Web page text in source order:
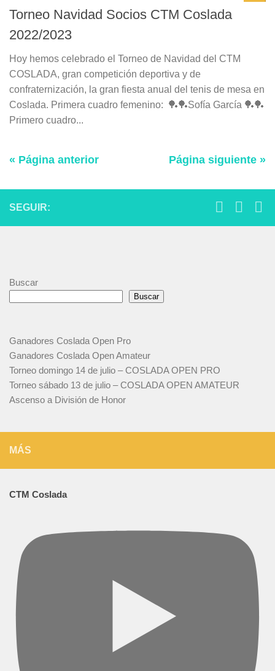
Torneo Navidad Socios CTM Coslada
2022/2023
Hoy hemos celebrado el Torneo de Navidad del CTM
COSLADA, gran competición deportiva y de
confraternización, la gran fiesta anual del tenis de mesa en
Coslada. Primera cuadro femenino: 🏓🏓Sofía García 🏓🏓
Primero cuadro...
« Página anterior Página siguiente »
SEGUIR:
Buscar
Buscar
Ganadores Coslada Open Pro
Ganadores Coslada Open Amateur
Torneo domingo 14 de julio – COSLADA OPEN PRO
Torneo sábado 13 de julio – COSLADA OPEN AMATEUR
Ascenso a División de Honor
MÁS
CTM Coslada